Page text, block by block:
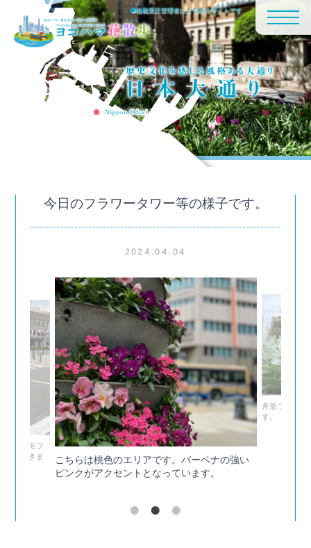
●植栽受託管理者による紹介サイトです
今日のフラワータワー等の様子です。
2024.04.04
す。ネモフ
覆ってきま
こちらは桃色のエリアです。バーベナの強い
ピンクがアクセントとなっています。
舟形プランタ
す。